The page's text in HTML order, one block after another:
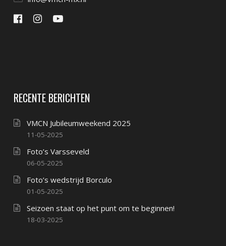
RECENTE BERICHTEN
VMCN Jubileumweekend 2025
11-05-2025
Foto’s Varsseveld
06-05-2025
Foto’s wedstrijd Borculo
01-05-2025
Seizoen staat op het punt om te beginnen!
18-03-2025